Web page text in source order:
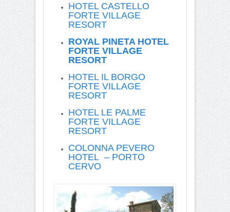
HOTEL CASTELLO
FORTE VILLAGE
RESORT
ROYAL PINETA HOTEL
FORTE VILLAGE
RESORT
HOTEL IL BORGO
FORTE VILLAGE
RESORT
HOTEL LE PALME
FORTE VILLAGE
RESORT
COLONNA PEVERO
HOTEL – PORTO
CERVO